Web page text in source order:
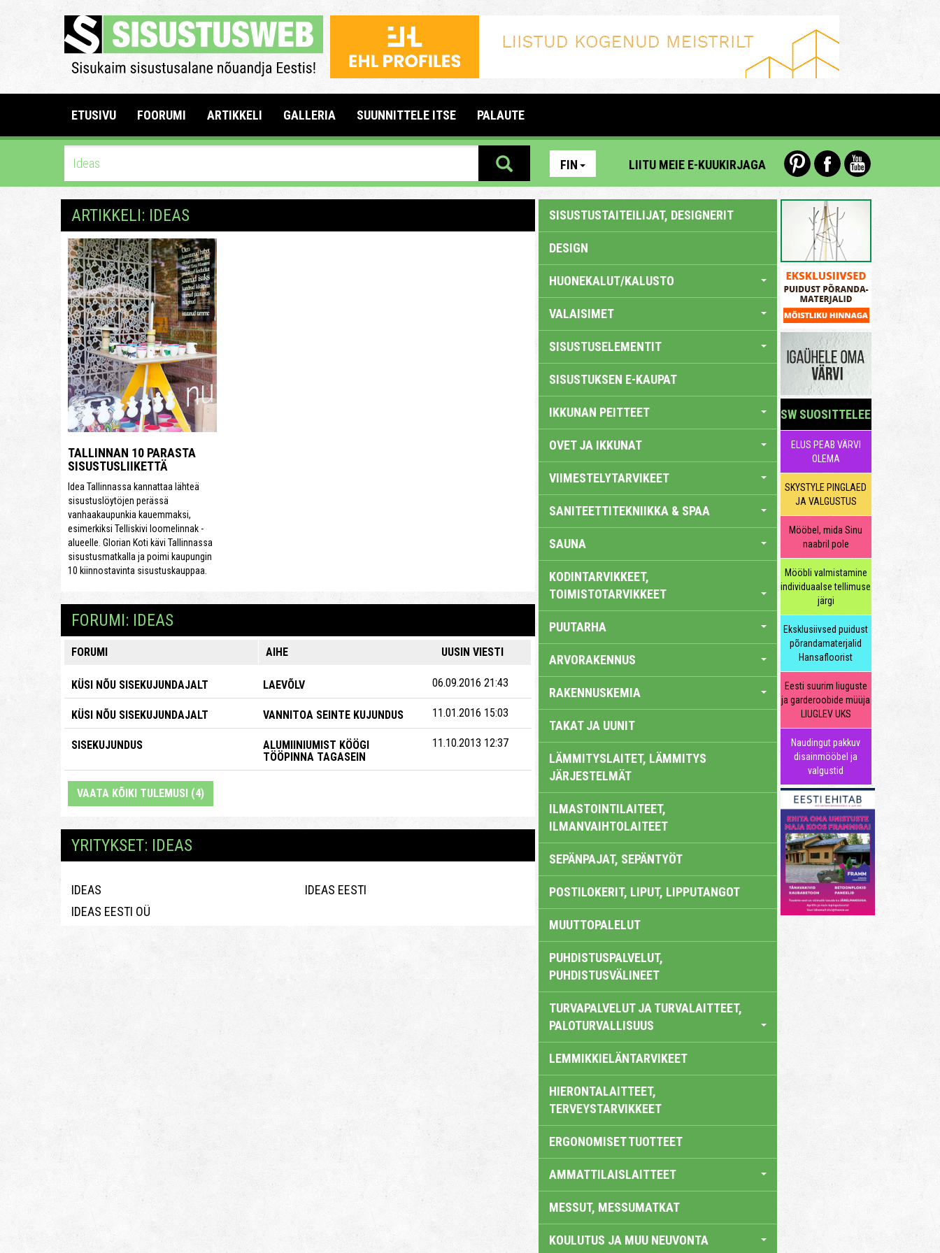
ETUSIVU FOORUMI ARTIKKELI GALLERIA SUUNNITTELE ITSE PALAUTE
FIN LIITU MEIE E-KUUKIRJAGA
ARTIKKELI: IDEAS
TALLINNAN 10 PARASTA
SISUSTUSLIIKETTÄ
Idea Tallinnassa kannattaa lähteä
sisustuslöytöjen perässä
vanhaakaupunkia kauemmaksi,
esimerkiksi Telliskivi loomelinnak -
alueelle. Glorian Koti kävi Tallinnassa
sisustusmatkalla ja poimi kaupungin
10 kiinnostavinta sisustuskauppaa.
FORUMI: IDEAS
FORUMI AIHE UUSIN VIESTI
KÜSI NÕU SISEKUJUNDAJALT LAEVÕLV 06.09.2016 21:43
KÜSI NÕU SISEKUJUNDAJALT VANNITOA SEINTE KUJUNDUS 11.01.2016 15:03
SISEKUJUNDUS
ALUMIINIUMIST KÖÖGI
TÖÖPINNA TAGASEIN
11.10.2013 12:37
VAATA KÕIKI TULEMUSI (4)
YRITYKSET: IDEAS
IDEAS
IDEAS EESTI
IDEAS EESTI OÜ
SISUSTUSTAITEILIJAT, DESIGNERIT
DESIGN
HUONEKALUT/KALUSTO
VALAISIMET
SISUSTUSELEMENTIT
SISUSTUKSEN E-KAUPAT
IKKUNAN PEITTEET
OVET JA IKKUNAT
VIIMESTELYTARVIKEET
SANITEETTITEKNIIKKA & SPAA
SAUNA
KODINTARVIKKEET,
TOIMISTOTARVIKKEET
PUUTARHA
ARVORAKENNUS
RAKENNUSKEMIA
TAKAT JA UUNIT
LÄMMITYSLAITET, LÄMMITYS
JÄRJESTELMÄT
ILMASTOINTILAITEET,
ILMANVAIHTOLAITEET
SEPÄNPAJAT, SEPÄNTYÖT
POSTILOKERIT, LIPUT, LIPPUTANGOT
MUUTTOPALELUT
PUHDISTUSPALVELUT,
PUHDISTUSVÄLINEET
TURVAPALVELUT JA TURVALAITTEET,
PALOTURVALLISUUS
LEMMIKKIELÄNTARVIKEET
HIERONTALAITTEET,
TERVEYSTARVIKKEET
ERGONOMISET TUOTTEET
AMMATTILAISLAITTEET
MESSUT, MESSUMATKAT
KOULUTUS JA MUU NEUVONTA
SW SUOSITTELEE
ELUS PEAB VÄRVI
OLEMA
SKYSTYLE PINGLAED
JA VALGUSTUS
Mööbel, mida Sinu
naabril pole
Mööbli valmistamine
individuaalse tellimuse
järgi
Eksklusiivsed puidust
põrandamaterjalid
Hansafloorist
Eesti suurim liuguste
ja garderoobide müüja
LIUGLEV UKS
Naudingut pakkuv
disainmööbel ja
valgustid